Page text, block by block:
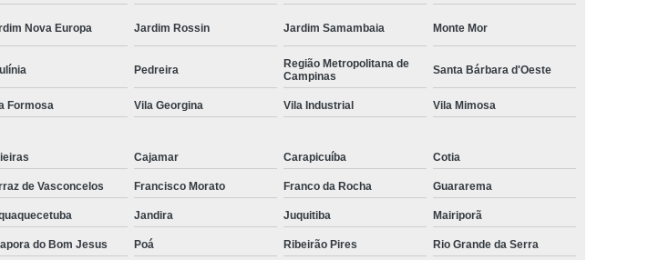
Nova Europa Jardim Rossin Jardim Samambaia Monte Mor
Pedreira
Região Metropolitana de
Campinas
Santa Bárbara d'Oeste
Formosa Vila Georgina Vila Industrial Vila Mimosa
Cajamar Carapicuíba Cotia
de Vasconcelos Francisco Morato Franco da Rocha Guararema
Jandira Juquitiba Mairiporã
do Bom Jesus Poá Ribeirão Pires Rio Grande da Serra